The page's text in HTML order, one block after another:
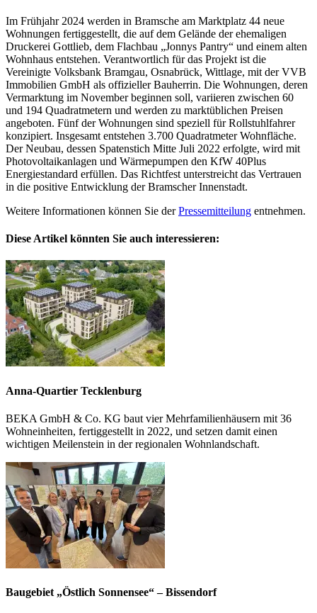
Im Frühjahr 2024 werden in Bramsche am Marktplatz 44 neue
Wohnungen fertiggestellt, die auf dem Gelände der ehemaligen
Druckerei Gottlieb, dem Flachbau „Jonnys Pantry“ und einem alten
Wohnhaus entstehen. Verantwortlich für das Projekt ist die
Vereinigte Volksbank Bramgau, Osnabrück, Wittlage, mit der VVB
Immobilien GmbH als offizieller Bauherrin. Die Wohnungen, deren
Vermarktung im November beginnen soll, variieren zwischen 60
und 194 Quadratmetern und werden zu marktüblichen Preisen
angeboten. Fünf der Wohnungen sind speziell für Rollstuhlfahrer
konzipiert. Insgesamt entstehen 3.700 Quadratmeter Wohnfläche.
Der Neubau, dessen Spatenstich Mitte Juli 2022 erfolgte, wird mit
Photovoltaikanlagen und Wärmepumpen den KfW 40Plus
Energiestandard erfüllen. Das Richtfest unterstreicht das Vertrauen
in die positive Entwicklung der Bramscher Innenstadt.
Weitere Informationen können Sie derPressemitteilung entnehmen.
Diese Artikel könnten Sie auch interessieren:
Anna-Quartier Tecklenburg
BEKA GmbH & Co. KG baut vier Mehrfamilienhäusern mit 36
Wohneinheiten, fertiggestellt in 2022, und setzen damit einen
wichtigen Meilenstein in der regionalen Wohnlandschaft.
Baugebiet „Östlich Sonnensee“ – Bissendorf